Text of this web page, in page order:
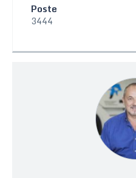
Poste
3444